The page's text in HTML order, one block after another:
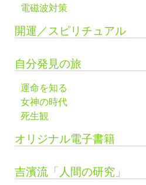
電磁波対策
開運／スピリチュアル
自分発見の旅
運命を知る
女神の時代
死生観
オリジナル電子書籍
吉濱流「人間の研究」